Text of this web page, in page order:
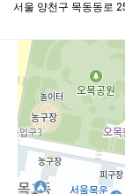
서울 양천구 목동동로